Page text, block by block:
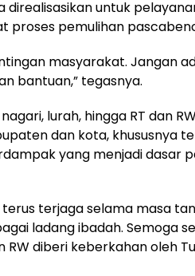
direalisasikan untuk
pemulihan
masyarakat. Jangan
bantuan,” tegasnya.
lurah, hingga RT dan
dan kota, khususnya
yang menjadi dasar
terjaga selama masa
ladang ibadah. Semoga
diberi keberkahan oleh